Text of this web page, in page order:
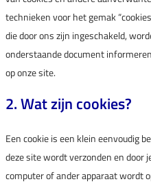
technieken voor het gemak
die door ons zijn ingeschakeld,
onderstaande document
op onze site.
2. Wat zijn cookies?
Een cookie is een klein eenvoudig
deze site wordt verzonden en door
computer of ander apparaat wordt